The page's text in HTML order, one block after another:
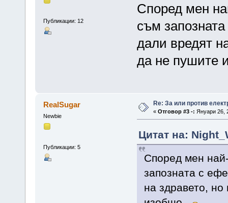
Публикации: 12
Според мен
съм
дали вредят
да не пушите
RealSugar
Newbie
Публикации: 5
Re: За или против
« Отговор #3 -: Януари 26,
Цитат на:
Според мен
запозната с
на здравето,